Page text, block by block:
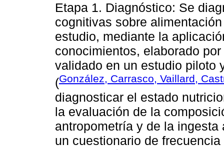
Etapa 1. Diagnóstico: Se
cognitivas sobre
estudio, mediante la
conocimientos, elaborado
validado en un estudio piloto
(González, Carrasco, Vaillard,
diagnosticar el estado
la evaluación de la
antropometría y de la
un cuestionario de